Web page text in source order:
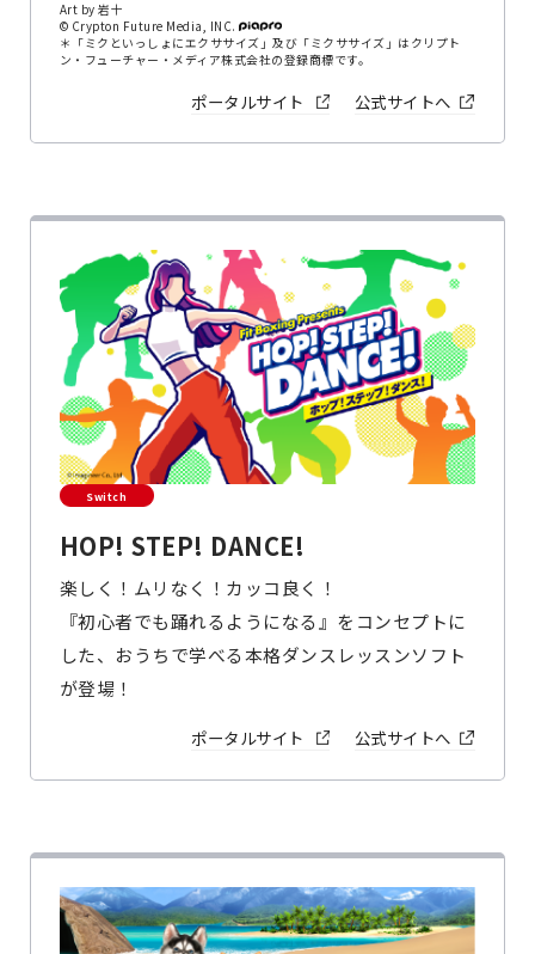
Art by 岩十
© Crypton Future Media, INC.
＊「ミクといっしょにエクササイズ」及び「ミクササイズ」はクリプト
ン・フューチャー・メディア株式会社の登録商標です。
ポータルサイト 公式サイトへ
Switch
HOP! STEP! DANCE!
楽しく！ムリなく！カッコ良く！
『初心者でも踊れるようになる』をコンセプトに
した、おうちで学べる本格ダンスレッスンソフト
が登場！
ポータルサイト 公式サイトへ